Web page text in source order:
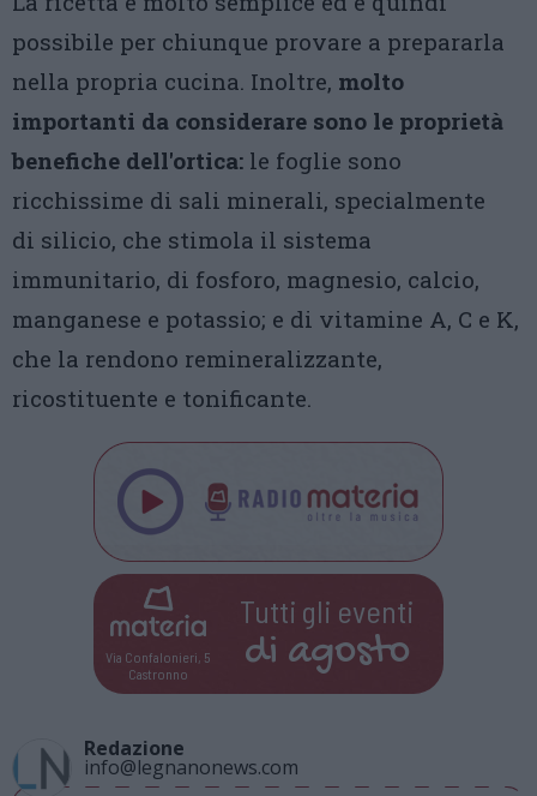
possibile per chiunque provare a prepararla
nella propria cucina. Inoltre, molto
importanti da considerare sono le proprietà
benefiche dell'ortica: le foglie sono
ricchissime di sali minerali, specialmente
di silicio, che stimola il sistema
immunitario, di fosforo, magnesio, calcio,
manganese e potassio; e di vitamine A, C e K,
che la rendono remineralizzante,
ricostituente e tonificante.
Via Confalonieri, 5
Castronno
Tutti gli eventi
di agosto
Redazione
info@legnanonews.com